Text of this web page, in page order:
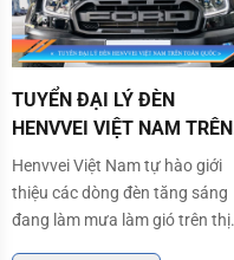
TUYỂN ĐẠI LÝ ĐÈN
HENVVEI VIỆT NAM TRÊN
TOÀN QUỐC
Henvvei Việt Nam tự hào giới
thiệu các dòng đèn tăng sáng
đang làm mưa làm gió trên thị